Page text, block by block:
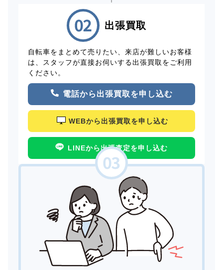
出張買取
自転車をまとめて売りたい、来店が難しいお客様
は、スタッフが直接お伺いする出張買取をご利用
ください。
電話から出張買取を申し込む
WEBから出張買取を申し込む
LINEから出張査定を申し込む